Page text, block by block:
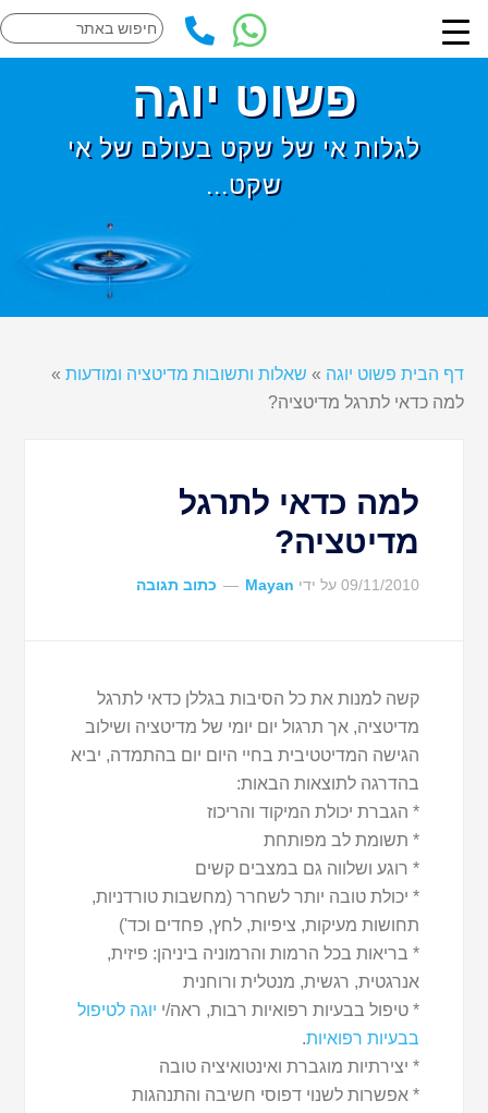
פשוט יוגה
לגלות אי של שקט בעולם של אי
שקט...
דף הבית פשוט יוגה » שאלות ותשובות מדיטציה ומודעות »
למה כדאי לתרגל מדיטציה?
למה כדאי לתרגל
מדיטציה?
09/11/2010 על ידי Mayan כתוב תגובה
קשה למנות את כל הסיבות בגללן כדאי לתרגל
מדיטציה, אך תרגול יום יומי של מדיטציה ושילוב
הגישה המדיטטיבית בחיי היום יום בהתמדה, יביא
בהדרגה לתוצאות הבאות:
* הגברת יכולת המיקוד והריכוז
* תשומת לב מפותחת
* רוגע ושלווה גם במצבים קשים
* יכולת טובה יותר לשחרר (מחשבות טורדניות,
תחושות מעיקות, ציפיות, לחץ, פחדים וכד')
* בריאות בכל הרמות והרמוניה ביניהן: פיזית,
אנרגטית, רגשית, מנטלית ורוחנית
* טיפול בבעיות רפואיות רבות, ראה/י יוגה לטיפול
בבעיות רפואיות.
* יצירתיות מוגברת ואינטואיציה טובה
* אפשרות לשנוי דפוסי חשיבה והתנהגות